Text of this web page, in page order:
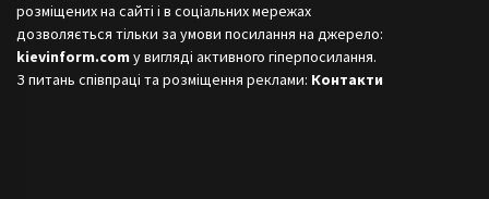
розміщених на сайті і в соціальних мережах
дозволяється тільки за умови посилання на джерело:
kievinform.com у вигляді активного гіперпосилання.
З питань співпраці та розміщення реклами: Контакти